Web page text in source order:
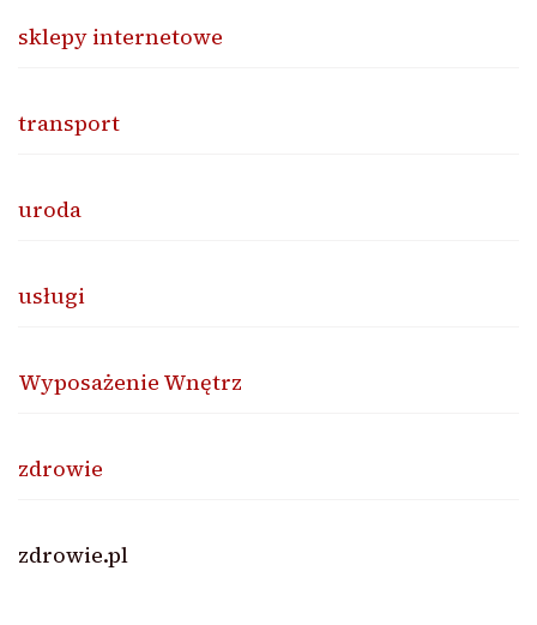
sklepy internetowe
transport
uroda
usługi
Wyposażenie Wnętrz
zdrowie
zdrowie.pl